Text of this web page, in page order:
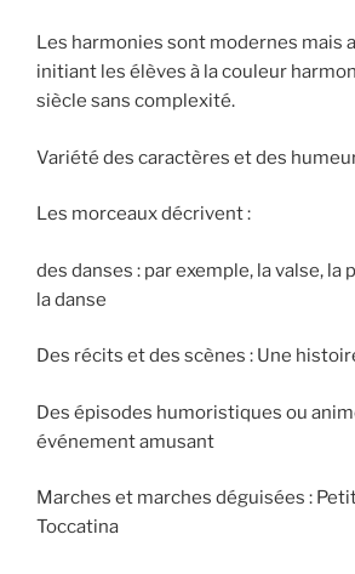
Les harmonies sont modernes mais
initiant les élèves à la couleur
siècle sans complexité.
Variété des caractères et des
Les morceaux décrivent :
des danses : par exemple, la valse,
la danse
Des récits et des scènes : Une
Des épisodes humoristiques ou
événement amusant
Marches et marches déguisées :
Toccatina